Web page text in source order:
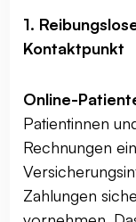
1.
Kontaktpunkt
Online-
Patientinnen
Rechnungen
Zahlungen